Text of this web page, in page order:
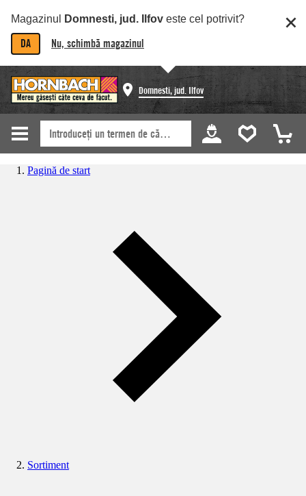
Magazinul Domnesti, jud. Ilfov este cel potrivit?
DA Nu, schimbă magazinul
Domnesti, jud. Ilfov
Pagină de start
Sortiment